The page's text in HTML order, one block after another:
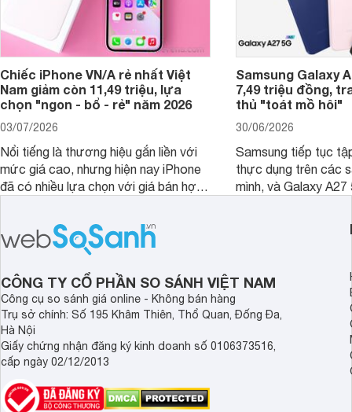
Chiếc iPhone VN/A rẻ nhất Việt
Nam giảm còn 11,49 triệu, lựa
chọn "ngon - bổ - rẻ" năm 2026
03/07/2026
Nổi tiếng là thương hiệu gắn liền với
mức giá cao, nhưng hiện nay iPhone
đã có nhiều lựa chọn với giá bán hợp
cận sản phẩm chính hãng.
Samsung Galaxy
7,49 triệu đồng,
thủ "toát mồ hôi"
30/06/2026
Samsung tiếp tục
thực dụng trên các
mình, và Galaxy
tới cho người dùng
lượng với nhiều
CÔNG TY CỔ PHẦN SO SÁNH VIỆT NAM
Công cụ so sánh giá online - Không bán hàng
Trụ sở chính: Số 195 Khâm Thiên, Thổ Quan, Đống Đa,
Hà Nội
Giấy chứng nhận đăng ký kinh doanh số 0106373516,
cấp ngày 02/12/2013